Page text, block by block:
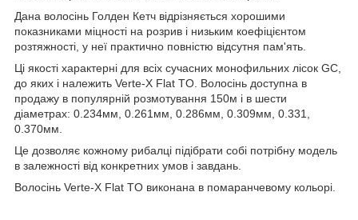
Дана волосінь Голден Кетч відрізняється хорошими
показниками міцності на розрив і низьким коефіцієнтом
розтяжності, у неї практично повністю відсутня пам'ять.
Ці якості характерні для всіх сучасних монофильних лісок GC,
до яких і належить Verte-X Flat TO. Волосінь доступна в
продажу в популярній розмотування 150м і в шести
діаметрах: 0.234мм, 0.261мм, 0.286мм, 0.309мм, 0.331,
0.370мм.
Це дозволяє кожному рибалці підібрати собі потрібну модель
в залежності від конкретних умов і завдань.
Волосінь Verte-X Flat TO виконана в помаранчевому кольорі.